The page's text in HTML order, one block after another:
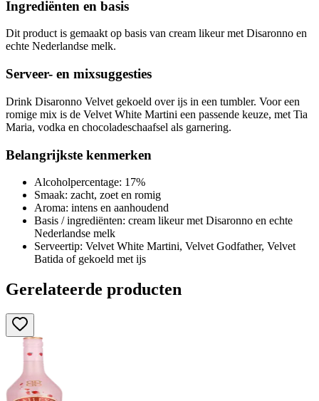
Ingrediënten en basis
Dit product is gemaakt op basis van cream likeur met Disaronno en
echte Nederlandse melk.
Serveer- en mixsuggesties
Drink Disaronno Velvet gekoeld over ijs in een tumbler. Voor een
romige mix is de Velvet White Martini een passende keuze, met Tia
Maria, vodka en chocoladeschaafsel als garnering.
Belangrijkste kenmerken
Alcoholpercentage: 17%
Smaak: zacht, zoet en romig
Aroma: intens en aanhoudend
Basis / ingrediënten: cream likeur met Disaronno en echte
Nederlandse melk
Serveertip: Velvet White Martini, Velvet Godfather, Velvet
Batida of gekoeld met ijs
Gerelateerde producten